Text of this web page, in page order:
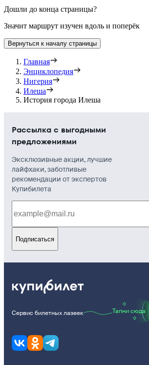
Дошли до конца страницы?
Значит маршрут изучен вдоль и поперёк
Вернуться к началу страницы
Главная
Энциклопедия
Нигерия
Илеша
История города Илеша
Рассылка с выгодными
предложениями
Эксклюзивные акции, лучшие
лайфхаки, заботливые
рекомендации от экспертов
Купибилета
Подписаться
Сервис билетных лазеек Тапни сюда